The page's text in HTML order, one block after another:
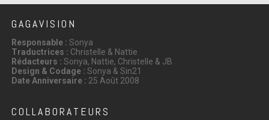
GAGAVISION
Responsable : Sonya
Traductrices : Christelle & Nattie
Rédacteurs : Sonya, Nattie, Christelle & JB
Design & Codage : Sonya & Sin21
Date Anniversaire : 25 Août 2008
COLLABORATEURS